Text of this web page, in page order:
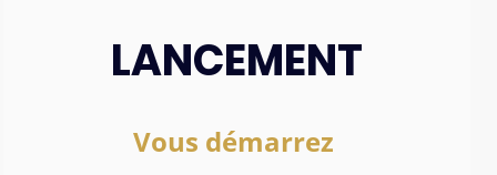
LANCEMENT
Vous démarrez